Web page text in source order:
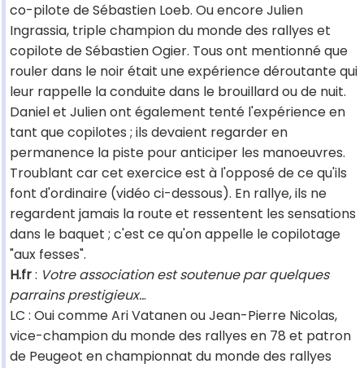
co-pilote de Sébastien Loeb. Ou encore Julien
Ingrassia, triple champion du monde des rallyes et
copilote de Sébastien Ogier. Tous ont mentionné que
rouler dans le noir était une expérience déroutante qui
leur rappelle la conduite dans le brouillard ou de nuit.
Daniel et Julien ont également tenté l'expérience en
tant que copilotes ; ils devaient regarder en
permanence la piste pour anticiper les manoeuvres.
Troublant car cet exercice est à l'opposé de ce qu'ils
font d'ordinaire (vidéo ci-dessous). En rallye, ils ne
regardent jamais la route et ressentent les sensations
dans le baquet ; c'est ce qu'on appelle le copilotage
"aux fesses".
H.fr: Votre association est soutenue par quelques
parrains prestigieux...
LC : Oui comme Ari Vatanen ou Jean-Pierre Nicolas,
vice-champion du monde des rallyes en 78 et patron
de Peugeot en championnat du monde des rallyes